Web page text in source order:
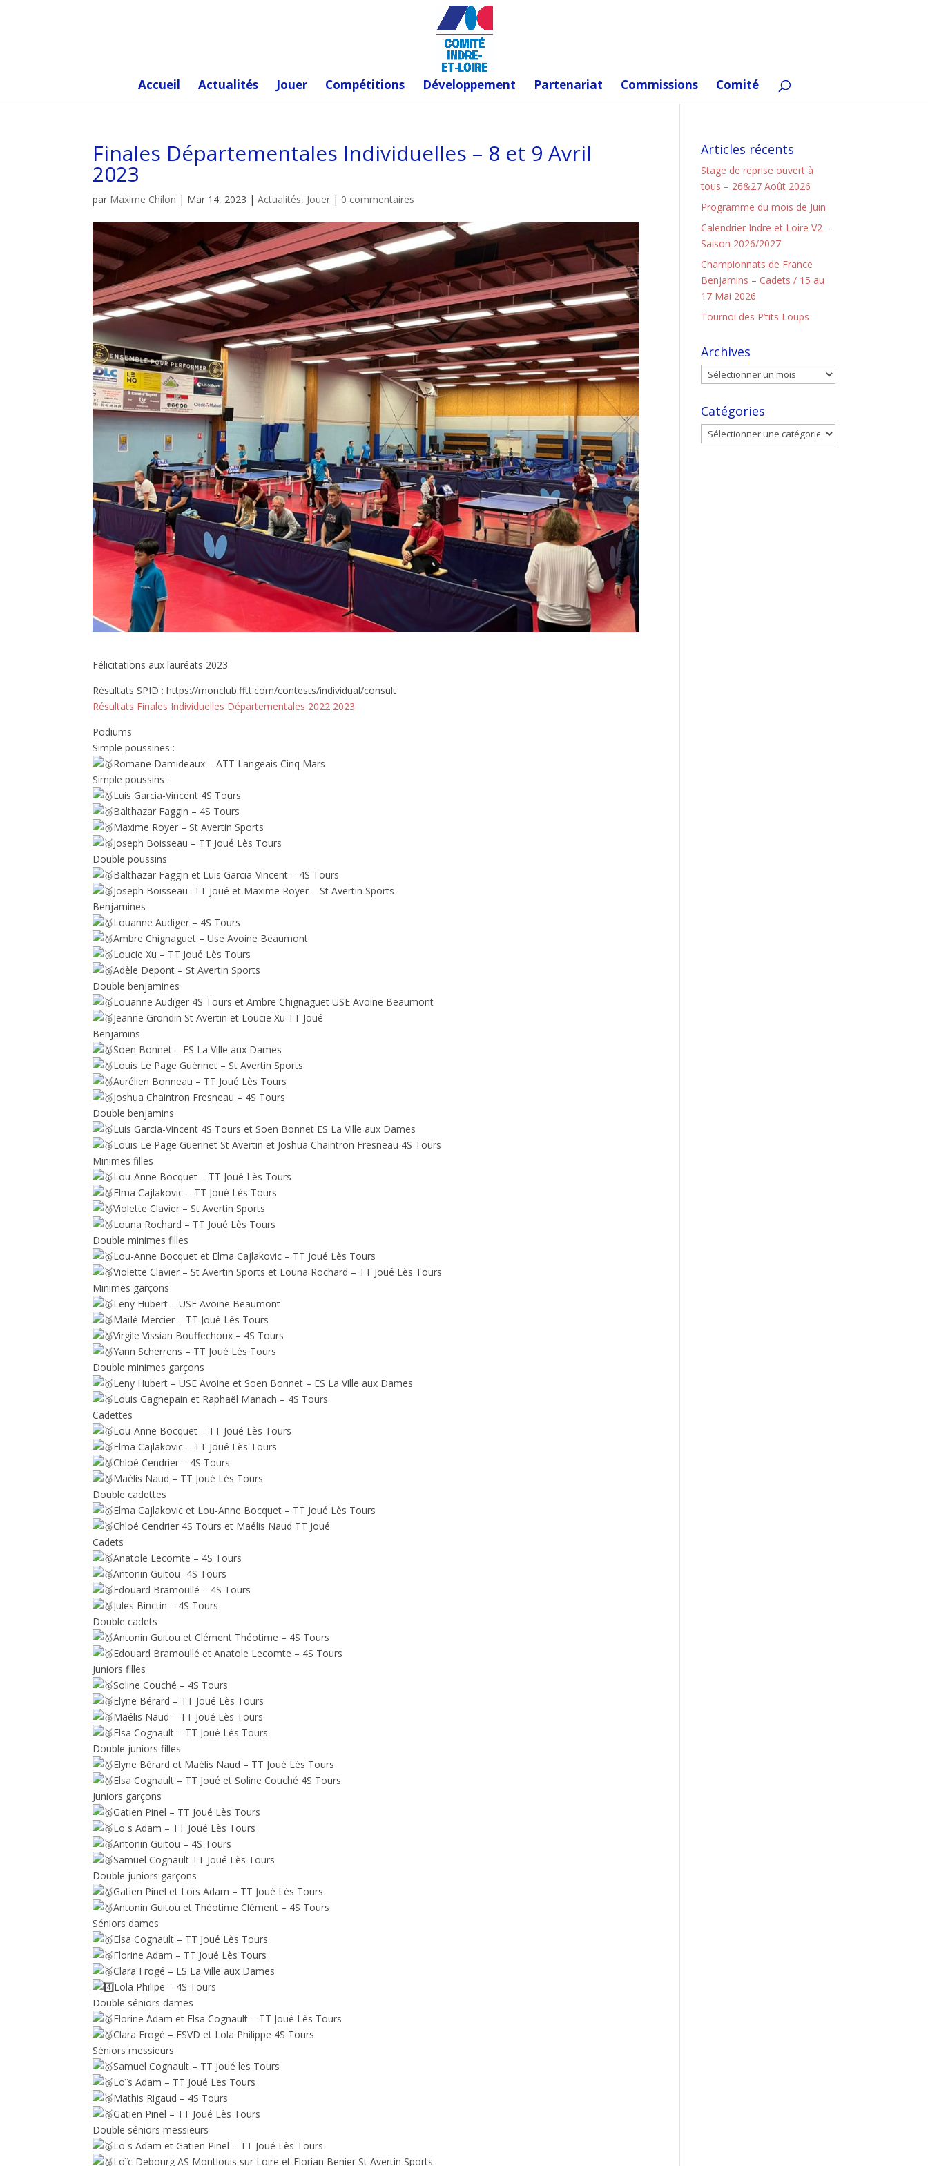
Accueil Actualités Jouer Compétitions Développement Partenariat Commissions Comité
Finales Départementales Individuelles – 8 et 9 Avril
2023
par Maxime Chilon | Mar 14, 2023 |Actualités, Jouer | 0 commentaires
Félicitations aux lauréats 2023
Résultats SPID : https://monclub.fftt.com/contests/individual/consult
Résultats Finales Individuelles Départementales 2022 2023
Podiums
Simple poussines :
Romane Damideaux – ATT Langeais Cinq Mars
Simple poussins :
Luis Garcia-Vincent 4S Tours
Balthazar Faggin – 4S Tours
Maxime Royer – St Avertin Sports
Joseph Boisseau – TT Joué Lès Tours
Double poussins
Balthazar Faggin et Luis Garcia-Vincent – 4S Tours
Joseph Boisseau -TT Joué et Maxime Royer – St Avertin Sports
Benjamines
Louanne Audiger – 4S Tours
Ambre Chignaguet – Use Avoine Beaumont
Loucie Xu – TT Joué Lès Tours
Adèle Depont – St Avertin Sports
Double benjamines
Louanne Audiger 4S Tours et Ambre Chignaguet USE Avoine Beaumont
Jeanne Grondin St Avertin et Loucie Xu TT Joué
Benjamins
Soen Bonnet – ES La Ville aux Dames
Louis Le Page Guérinet – St Avertin Sports
Aurélien Bonneau – TT Joué Lès Tours
Joshua Chaintron Fresneau – 4S Tours
Double benjamins
Luis Garcia-Vincent 4S Tours et Soen Bonnet ES La Ville aux Dames
Louis Le Page Guerinet St Avertin et Joshua Chaintron Fresneau 4S Tours
Minimes filles
Lou-Anne Bocquet – TT Joué Lès Tours
Elma Cajlakovic – TT Joué Lès Tours
Violette Clavier – St Avertin Sports
Louna Rochard – TT Joué Lès Tours
Double minimes filles
Lou-Anne Bocquet et Elma Cajlakovic – TT Joué Lès Tours
Violette Clavier – St Avertin Sports et Louna Rochard – TT Joué Lès Tours
Minimes garçons
Leny Hubert – USE Avoine Beaumont
Maïlé Mercier – TT Joué Lès Tours
Virgile Vissian Bouffechoux – 4S Tours
Yann Scherrens – TT Joué Lès Tours
Double minimes garçons
Leny Hubert – USE Avoine et Soen Bonnet – ES La Ville aux Dames
Louis Gagnepain et Raphaël Manach – 4S Tours
Cadettes
Lou-Anne Bocquet – TT Joué Lès Tours
Elma Cajlakovic – TT Joué Lès Tours
Chloé Cendrier – 4S Tours
Maélis Naud – TT Joué Lès Tours
Double cadettes
Elma Cajlakovic et Lou-Anne Bocquet – TT Joué Lès Tours
Chloé Cendrier 4S Tours et Maélis Naud TT Joué
Cadets
Anatole Lecomte – 4S Tours
Antonin Guitou- 4S Tours
Edouard Bramoullé – 4S Tours
Jules Binctin – 4S Tours
Double cadets
Antonin Guitou et Clément Théotime – 4S Tours
Edouard Bramoullé et Anatole Lecomte – 4S Tours
Juniors filles
Soline Couché – 4S Tours
Elyne Bérard – TT Joué Lès Tours
Maélis Naud – TT Joué Lès Tours
Elsa Cognault – TT Joué Lès Tours
Double juniors filles
Elyne Bérard et Maélis Naud – TT Joué Lès Tours
Elsa Cognault – TT Joué et Soline Couché 4S Tours
Juniors garçons
Gatien Pinel – TT Joué Lès Tours
Loïs Adam – TT Joué Lès Tours
Antonin Guitou – 4S Tours
Samuel Cognault TT Joué Lès Tours
Double juniors garçons
Gatien Pinel et Loïs Adam – TT Joué Lès Tours
Antonin Guitou et Théotime Clément – 4S Tours
Séniors dames
Elsa Cognault – TT Joué Lès Tours
Florine Adam – TT Joué Lès Tours
Clara Frogé – ES La Ville aux Dames
Lola Philipe – 4S Tours
Double séniors dames
Florine Adam et Elsa Cognault – TT Joué Lès Tours
Clara Frogé – ESVD et Lola Philippe 4S Tours
Séniors messieurs
Samuel Cognault – TT Joué les Tours
Loïs Adam – TT Joué Les Tours
Mathis Rigaud – 4S Tours
Gatien Pinel – TT Joué Lès Tours
Double séniors messieurs
Loïs Adam et Gatien Pinel – TT Joué Lès Tours
Loïc Debourg AS Montlouis sur Loire et Florian Benier St Avertin Sports
Articles récents
Stage de reprise ouvert à
tous – 26&27 Août 2026
Programme du mois de Juin
Calendrier Indre et Loire V2 –
Saison 2026/2027
Championnats de France
Benjamins – Cadets / 15 au
17 Mai 2026
Tournoi des P’tits Loups
Archives
Catégories